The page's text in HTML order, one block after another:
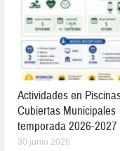
Actividades en
Cubiertas Municipales
temporada 2026-2027
30 junio 2026